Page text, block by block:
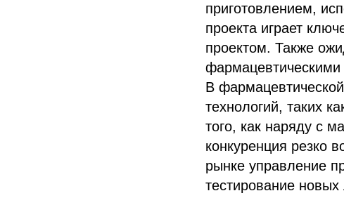
приготовлением,
проекта играет
проектом. Также
В
технологий, таких
того, как наряду с
конкуренция резко
рынке управление
тестирование